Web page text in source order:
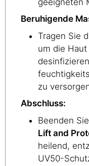
Beruhigende
Tragen Sie
um die
zu
Abschluss:
Beenden
Lift and
heilend,
UV50-